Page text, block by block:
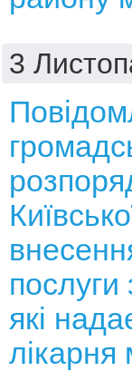
3
які